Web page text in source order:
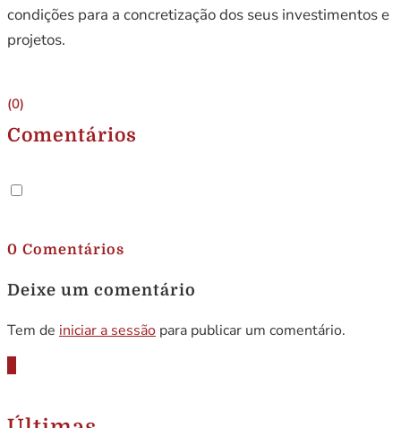
condições para a concretização dos seus investimentos e
projetos.
(0)
Comentários
0 Comentários
Deixe um comentário
Tem de iniciar a sessão para publicar um comentário.